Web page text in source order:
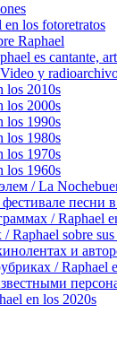
en los fotoretratos
Raphael
es cantante,
y
los 2010s
los 2000s
los 1990s
los 1980s
los 1970s
los 1960s
/ La
песни
/ Raphael
Raphael sobre sus
и
/ Raphael
en los 2020s